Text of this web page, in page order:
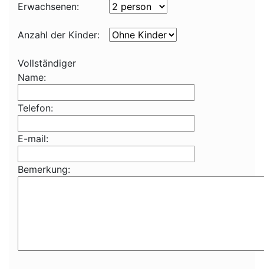
Erwachsenen:
Anzahl der Kinder:
Vollständiger
Name:
Telefon:
E-mail:
Bemerkung: